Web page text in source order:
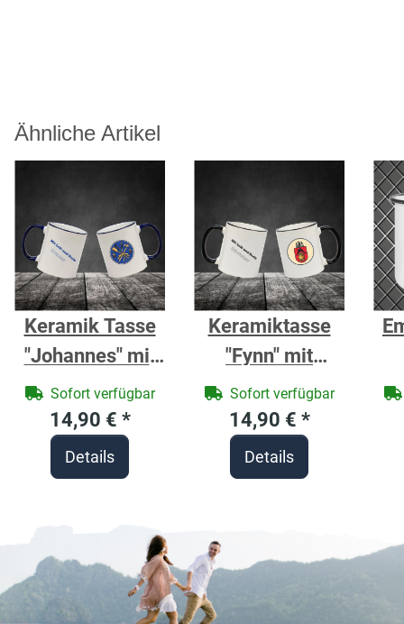
Ähnliche Artikel
Keramik Tasse
"Johannes" mit
farbigen Henkel
und
Zunftzeichen
und Spruchdruck
Sofort verfügbar
14,90 € *
Details
Keramiktasse
"Fynn" mit
farbigen Henkel
und
Zunftzeichen
und Spruch
Sofort verfügbar
14,90 € *
Details